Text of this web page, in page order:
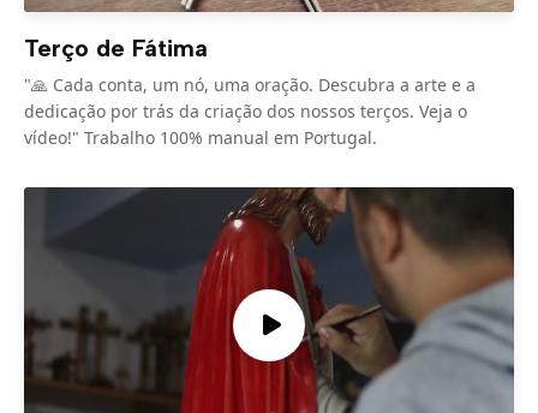
Terço de Fátima
"🙏 Cada conta, um nó, uma oração. Descubra a arte e a
dedicação por trás da criação dos nossos terços. Veja o
vídeo!" Trabalho 100% manual em Portugal.